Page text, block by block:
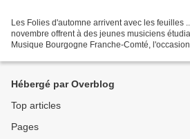
Les Folies d'automne arrivent avec les feuilles
novembre offrent à des jeunes musiciens
Musique Bourgogne Franche-Comté,
Hébergé par Overblog
Top articles
Pages